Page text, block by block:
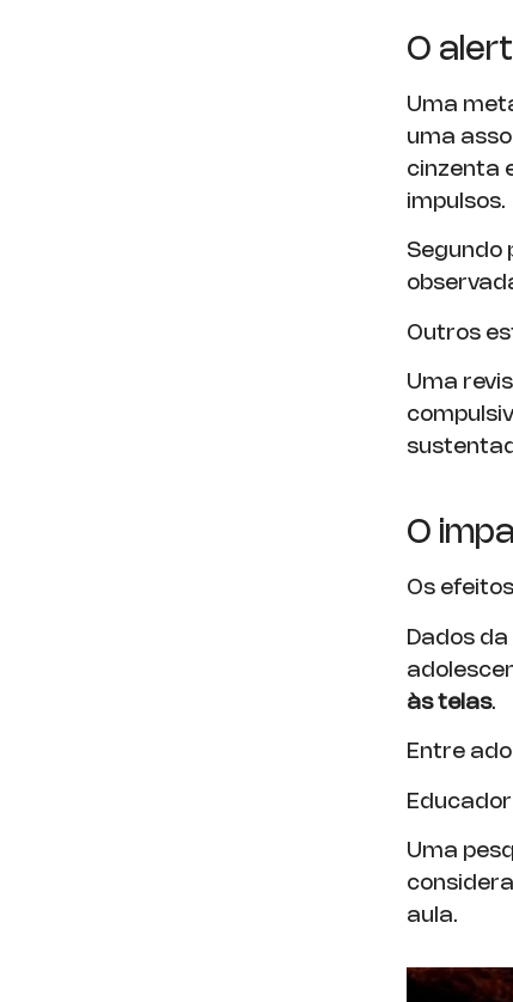
O
Uma
uma
cinzenta
impulsos.
Segundo
Outros
Uma
O
Os
Dados
às telas.
Entre
Uma
aula.